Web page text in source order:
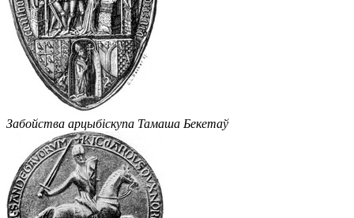
Забойства арцыбіскупа Тамаша Бекетаў